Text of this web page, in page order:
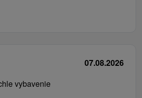
07.08.2026
vybavenie